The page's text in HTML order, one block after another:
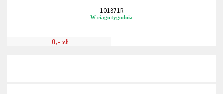
101871R
W ciągu tygodnia
0,- zł